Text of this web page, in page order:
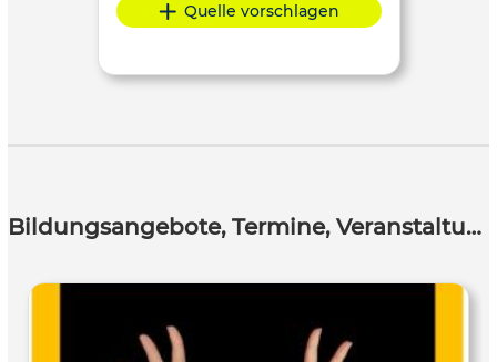
Quelle vorschlagen
Bildungsangebote, Termine, Veranstaltungen